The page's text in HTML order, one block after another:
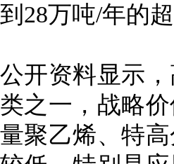
到28万吨/年的
公开资料显示
类之一，战略
量聚乙烯、特